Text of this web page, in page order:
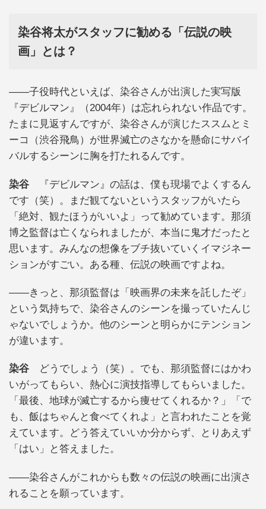
染谷将太がスタッフに勧める「伝説の映
画」とは？
――子役時代といえば、染谷さんが出演した実写版
『デビルマン』（2004年）は忘れられない作品です。
たまに見返すんですが、染谷さんが演じたススムとミ
ーコ（渋谷飛鳥）が世界滅亡のさなかを懸命にサバイ
バルするシーンに胸を打たれるんです。
染谷 『デビルマン』の話は、僕も現場でよくするん
です（笑）。まだ観てないというスタッフがいたら
「絶対、観たほうがいいよ」って勧めています。那須
博之監督は亡くなられましたが、本当に鬼才だったと
思います。みんなの想像をブチ抜いていくイマジネー
ションがすごい。ある種、伝説の映画ですよね。
――きっと、那須監督は「映画界の未来を託したぞ」
という気持ちで、染谷さんのシーンを撮っていたんじ
ゃないでしょうか。他のシーンと明らかにテンション
が違います。
染谷 どうでしょう（笑）。でも、那須監督にはかわ
いがってもらい、熱心に演技指導してもらいました。
「最後、地球が滅亡するから痩せてくれるか？」「で
も、飯はちゃんと食べてくれよ」と言われたことを覚
えています。どう答えていいか分からず、とりあえず
「はい」と答えました。
――染谷さんがこれからも数々の伝説の映画に出演さ
れることを願っています。